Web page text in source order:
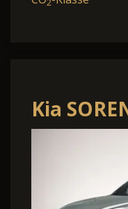
Kia
AWD
MJ26